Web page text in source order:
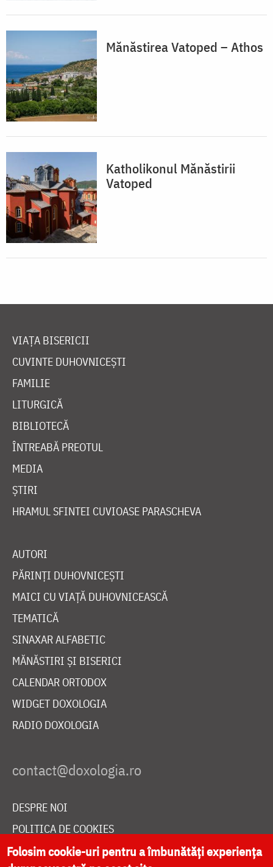
Mănăstirea Vatoped – Athos
Katholikonul Mănăstirii
Vatoped
VIAȚA BISERICII
CUVINTE DUHOVNICEȘTI
FAMILIE
LITURGICĂ
BIBLIOTECĂ
ÎNTREABĂ PREOTUL
MEDIA
ȘTIRI
HRAMUL SFINTEI CUVIOASE PARASCHEVA
AUTORI
PĂRINȚI DUHOVNICEȘTI
MAICI CU VIAȚĂ DUHOVNICEASCĂ
TEMATICĂ
SINAXAR ALFABETIC
MĂNĂSTIRI ȘI BISERICI
CALENDAR ORTODOX
WIDGET DOXOLOGIA
RADIO DOXOLOGIA
DESPRE NOI
POLITICA DE COOKIES
DONEAZĂ ONLINE PENTRU CATEDRALA NAȚIONALĂ
Folosim cookie-uri pentru a îmbunătăți experiența